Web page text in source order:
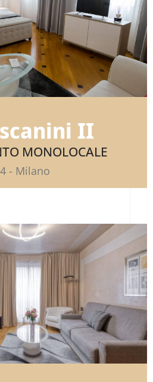
II
MONOLOCALE
- Milano